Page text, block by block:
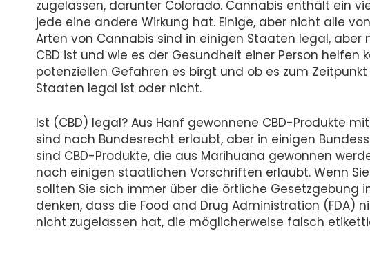
zugelassen, darunter Colorado. Cannabis enthält ein
jede eine andere Wirkung hat. Einige, aber nicht alle
Arten von Cannabis sind in einigen Staaten legal, aber
CBD ist und wie es der Gesundheit einer Person helfen
potenziellen Gefahren es birgt und ob es zum
Staaten legal ist oder nicht.
Ist (CBD) legal? Aus Hanf gewonnene CBD-Produkte
sind nach Bundesrecht erlaubt, aber in einigen
sind CBD-Produkte, die aus Marihuana gewonnen
nach einigen staatlichen Vorschriften erlaubt. Wenn
sollten Sie sich immer über die örtliche Gesetzgebung
denken, dass die Food and Drug Administration (FDA)
nicht zugelassen hat, die möglicherweise falsch